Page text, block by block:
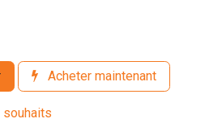
Acheter maintenant
souhaits